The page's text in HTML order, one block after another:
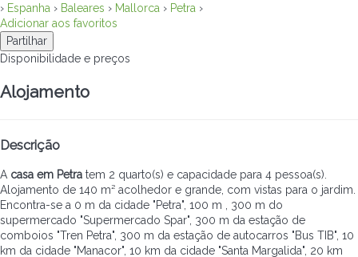
› Espanha › Baleares › Mallorca › Petra ›
Adicionar aos favoritos
Partilhar
Disponibilidade e preços
Alojamento
Descrição
A casa em Petra tem 2 quarto(s) e capacidade para 4 pessoa(s).
Alojamento de 140 m² acolhedor e grande, com vistas para o jardim.
Encontra-se a 0 m da cidade "Petra", 100 m , 300 m do
supermercado "Supermercado Spar", 300 m da estação de
comboios "Tren Petra", 300 m da estação de autocarros "Bus TIB", 10
km da cidade "Manacor", 10 km da cidade "Santa Margalida", 20 km